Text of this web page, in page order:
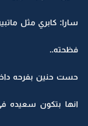
سارا: كابري مثل
فظحته..
حست حنين بفرحه
انها بتكون سعيده